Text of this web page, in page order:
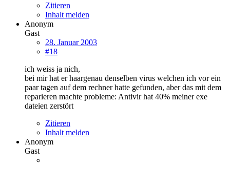
Zitieren
Inhalt melden
Anonym
Gast
28. Januar 2003
#18
ich weiss ja nich,
bei mir hat er haargenau denselben virus welchen ich vor ein
paar tagen auf dem rechner hatte gefunden, aber das mit dem
reparieren machte probleme: Antivir hat 40% meiner exe
dateien zerstört
Zitieren
Inhalt melden
Anonym
Gast